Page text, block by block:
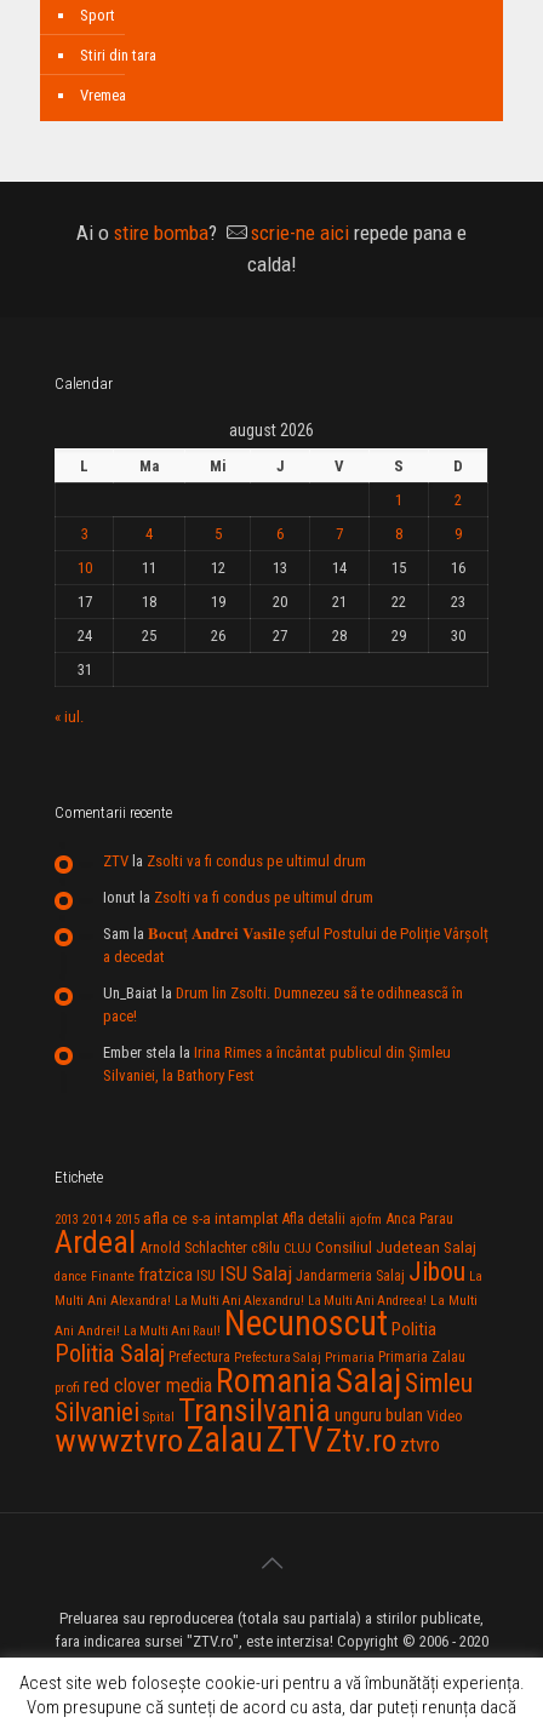
Sport
Stiri din tara
Vremea
Ai o stire bomba? scrie-ne aici repede pana e
calda!
Calendar
august 2026
L Ma Mi J V S
D
1
2
3
4 5 6 7 8
9
10
11 12 13 14 15
16
17
18 19 20 21 22
23
24
25 26 27 28 29
30
31
« iul.
Comentarii recente
ZTV la Zsolti va fi condus pe ultimul drum
Ionut la Zsolti va fi condus pe ultimul drum
Sam la 𝐁𝐨𝐜𝐮ț 𝐀𝐧𝐝𝐫𝐞𝐢 𝐕𝐚𝐬𝐢𝐥e şeful Postului de Poliție Vârșolț
a decedat
Un_Baiat la Drum lin Zsolti. Dumnezeu sã te odihneascã în
pace!
Ember stela la Irina Rimes a încântat publicul din Şimleu
Silvaniei, la Bathory Fest
Etichete
2013 2014 2015 afla ce s-a intamplat Afla detalii ajofm Anca Parau
Ardeal Arnold Schlachter c8ilu CLUJ Consiliul Judetean Salaj
dance Finante fratzica ISU ISU Salaj Jandarmeria Salaj Jibou La
Multi Ani Alexandra! La Multi Ani Alexandru! La Multi Ani Andreea! La Multi
Ani Andrei! La Multi Ani Raul! Necunoscut Politia
Politia Salaj Prefectura Prefectura Salaj Primaria Primaria Zalau
profi red clover media RomaniaSalaj Simleu
Silvaniei Spital Transilvania unguru bulan Video
wwwztvroZalauZTVZtv.ro ztvro
Preluarea sau reproducerea (totala sau partiala) a stirilor publicate,
fara indicarea sursei "ZTV.ro", este interzisa! Copyright © 2006 - 2020
ZTV.ro - Televiziune pe Internet - Zalau TV
Acest site web folosește cookie-uri pentru a vă îmbunătăți experiența.
Vom presupune că sunteți de acord cu asta, dar puteți renunța dacă